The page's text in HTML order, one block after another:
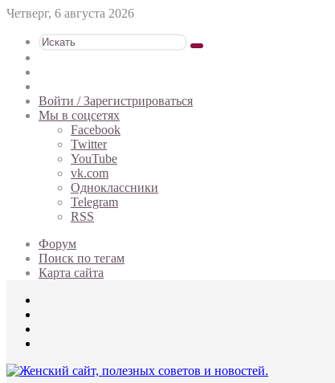
Четверг, 6 августа 2026
Искать
статья
Войти / Зарегистрироваться
Мы в соцсетях
Facebook
Twitter
YouTube
vk.com
Одноклассники
Telegram
RSS
Форум
Поиск по тегам
Карта сайта